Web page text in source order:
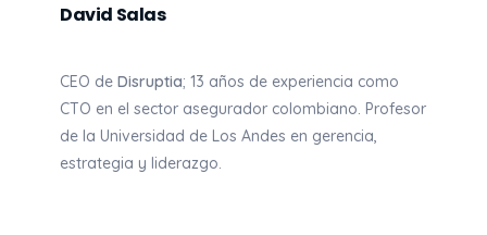
David Salas
CEO de Disruptia; 13 años de experiencia como
CTO en el sector asegurador colombiano. Profesor
de la Universidad de Los Andes en gerencia,
estrategia y liderazgo.